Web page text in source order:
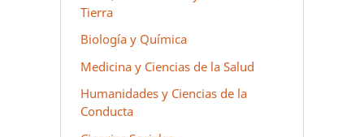
Tierra
Biología y Química
Medicina y Ciencias de la Salud
Humanidades y Ciencias de la
Conducta